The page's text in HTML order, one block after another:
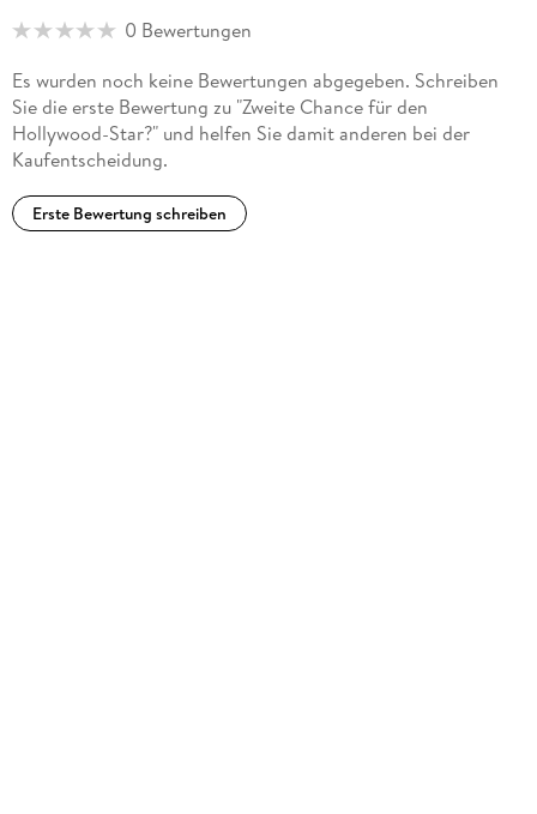
0 Bewertungen
Es wurden noch keine Bewertungen abgegeben. Schreiben
Sie die erste Bewertung zu "Zweite Chance für den
Hollywood-Star?" und helfen Sie damit anderen bei der
Kaufentscheidung.
Erste Bewertung schreiben